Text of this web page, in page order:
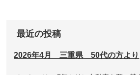
最近の投稿
2026年4月 三重県 50代の方より